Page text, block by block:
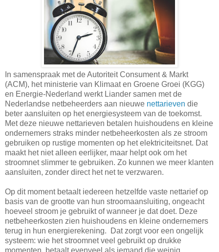
In samenspraak met de Autoriteit Consument & Markt
(ACM), het ministerie van Klimaat en Groene Groei (KGG)
en Energie-Nederland werkt Liander samen met de
Nederlandse netbeheerders aan nieuwe nettarieven die
beter aansluiten op het energiesysteem van de toekomst.
Met deze nieuwe nettarieven betalen huishoudens en kleine
ondernemers straks minder netbeheerkosten als ze stroom
gebruiken op rustige momenten op het elektriciteitsnet. Dat
maakt het niet alleen eerlijker, maar helpt ook om het
stroomnet slimmer te gebruiken. Zo kunnen we meer klanten
aansluiten, zonder direct het net te verzwaren.
Op dit moment betaalt iedereen hetzelfde vaste nettarief op
basis van de grootte van hun stroomaansluiting, ongeacht
hoeveel stroom je gebruikt of wanneer je dat doet. Deze
netbeheerkosten zien huishoudens en kleine ondernemers
terug in hun energierekening. Dat zorgt voor een ongelijk
systeem: wie het stroomnet veel gebruikt op drukke
momenten, betaalt evenveel als iemand die weinig